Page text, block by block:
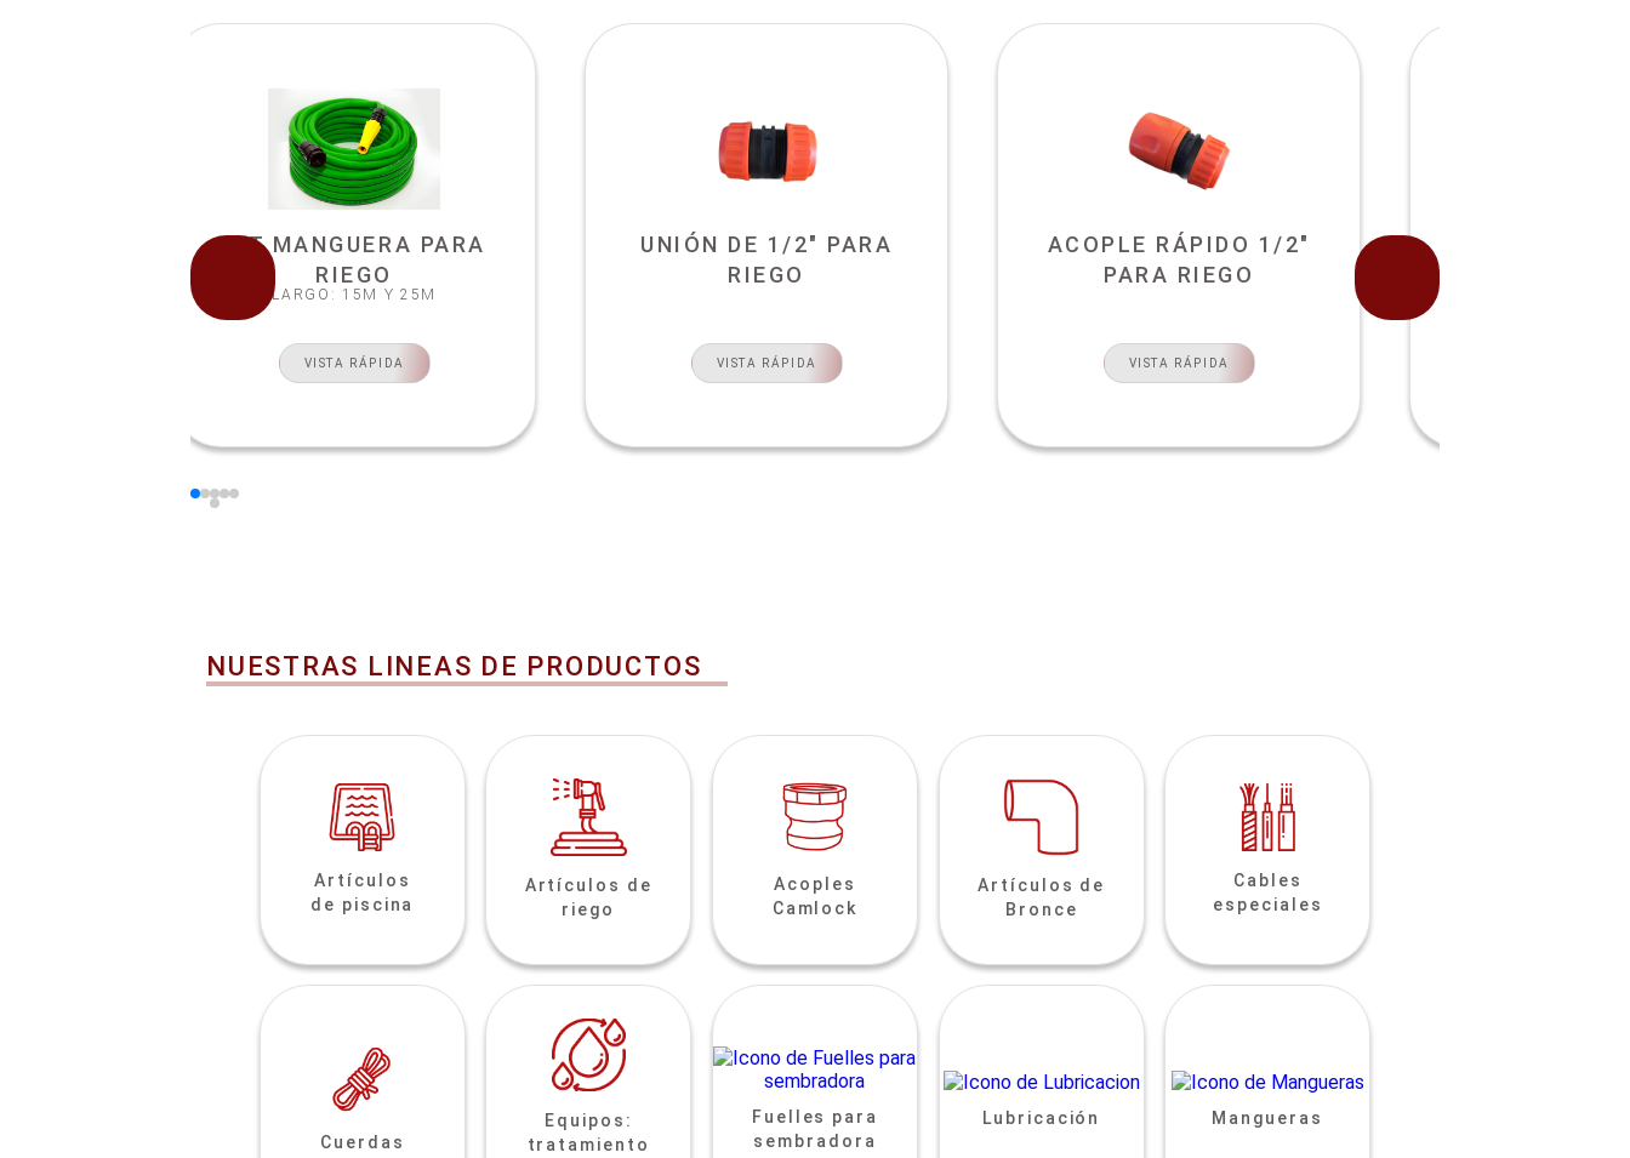
KIT MANGUERA PARA
RIEGO
LARGO: 15M Y 25M
VISTA RÁPIDA
UNIÓN DE 1/2" PARA
RIEGO
VISTA RÁPIDA
ACOPLE RÁPIDO 1/2"
PARA RIEGO
VISTA RÁPIDA
NUESTRAS LINEAS DE PRODUCTOS
Artículos
de piscina
Artículos de
riego
Acoples
Camlock
Artículos de
Bronce
Cables
especiales
Cuerdas
Equipos:
tratamiento
Fuelles para
sembradora
Lubricación Mangueras